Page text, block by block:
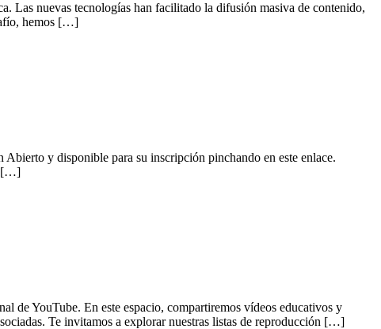
Las nuevas tecnologías han facilitado la difusión masiva de contenido,
hemos […]
y disponible para su inscripción pinchando en este enlace.
[…]
de YouTube. En este espacio, compartiremos vídeos educativos y
Te invitamos a explorar nuestras listas de reproducción […]